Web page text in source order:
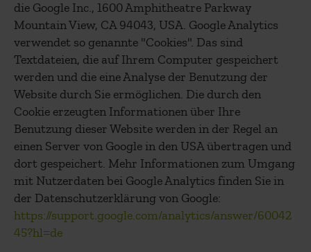
die Google Inc., 1600 Amphitheatre Parkway
Mountain View, CA 94043, USA. Google Analytics
verwendet so genannte "Cookies". Das sind
Textdateien, die auf Ihrem Computer gespeichert
werden und die eine Analyse der Benutzung der
Website durch Sie ermöglichen. Die durch den
Cookie erzeugten Informationen über Ihre
Benutzung dieser Website werden in der Regel an
einen Server von Google in den USA übertragen und
dort gespeichert. Mehr Informationen zum Umgang
mit Nutzerdaten bei Google Analytics finden Sie in
der Datenschutzerklärung von Google:
https://support.google.com/analytics/answer/60042
45?hl=de